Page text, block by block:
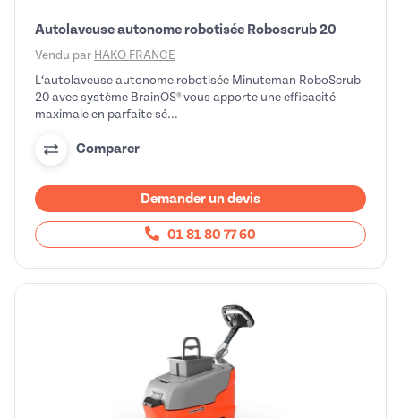
Autolaveuse autonome robotisée Roboscrub 20
Vendu par HAKO FRANCE
L‘autolaveuse autonome robotisée Minuteman RoboScrub
20 avec système BrainOS® vous apporte une efficacité
maximale en parfaite sé...
Comparer
Demander un devis
01 81 80 77 60